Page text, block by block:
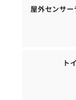
屋外センサ
ト